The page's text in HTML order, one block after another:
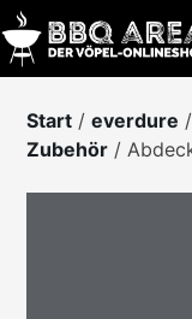
Skip
to
content
Start /everdure /
Zubehör /